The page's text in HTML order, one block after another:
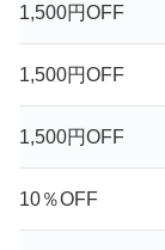
1,500円OFF
1,500円OFF
1,500円OFF
10％OFF